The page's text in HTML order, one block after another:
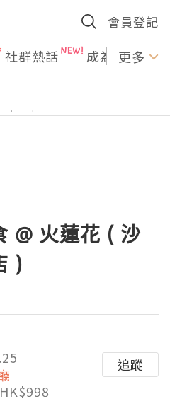
會員登記
社群熱話 成為U更多
@ 火蓮花 ( 沙
)
HK$998
追蹤